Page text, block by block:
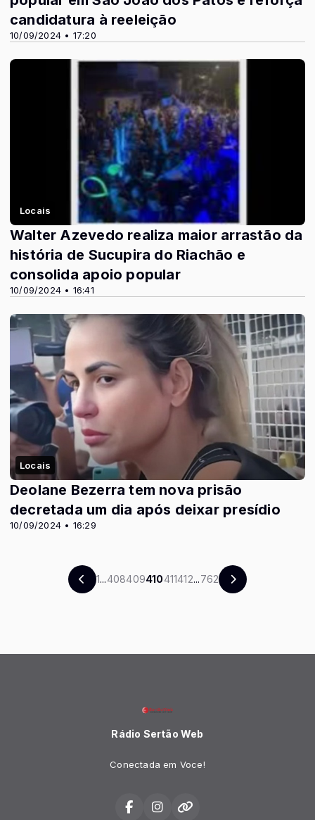
10/09/2024 • 17:20
candidatura à reeleição
Locais
10/09/2024 • 16:41
Walter Azevedo realiza maior arrastão da
história de Sucupira do Riachão e
consolida apoio popular
Locais
10/09/2024 • 16:29
Deolane Bezerra tem nova prisão
decretada um dia após deixar presídio
1...408409410411412...762
Rádio Sertão Web
Conectada em Voce!